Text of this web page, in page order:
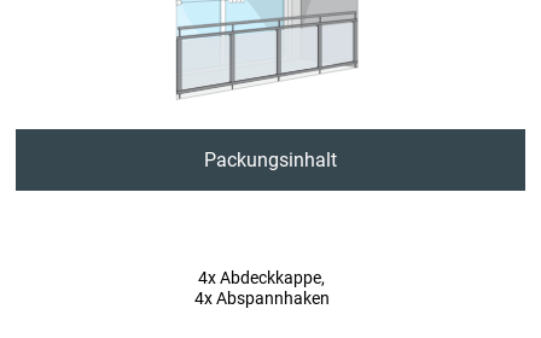
6. Gegenüberliegendes Drahtseilende fixieren
7. Sonnensegel oben befestigen
8. Untere Abspannhaken befestigen
9. Sonnensegel unten befestigen
Packungsinhalt
4x Abdeckkappe,
4x Abspannhaken